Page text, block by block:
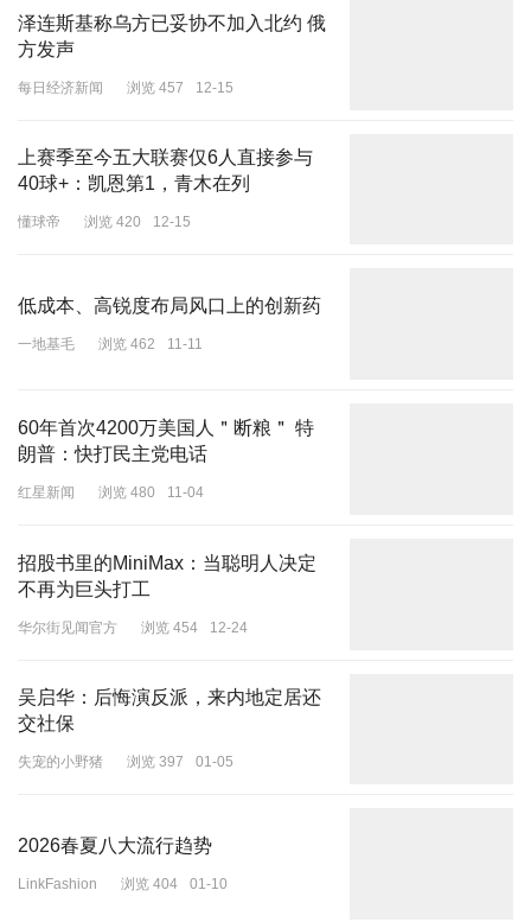
泽连斯基称乌方已妥协不加入北约 俄
方发声
每日经济新闻 浏览 457 12-15
上赛季至今五大联赛仅6人直接参与
40球+：凯恩第1，青木在列
懂球帝 浏览 420 12-15
低成本、高锐度布局风口上的创新药
一地基毛 浏览 462 11-11
60年首次4200万美国人＂断粮＂ 特
朗普：快打民主党电话
红星新闻 浏览 480 11-04
招股书里的MiniMax：当聪明人决定
不再为巨头打工
华尔街见闻官方 浏览 454 12-24
吴启华：后悔演反派，来内地定居还
交社保
失宠的小野猪 浏览 397 01-05
2026春夏八大流行趋势
LinkFashion 浏览 404 01-10